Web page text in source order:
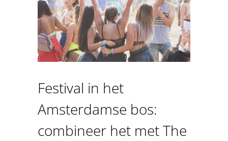
Festival in het
Amsterdamse bos:
combineer het met The